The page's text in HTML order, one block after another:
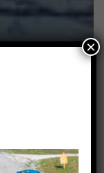
×